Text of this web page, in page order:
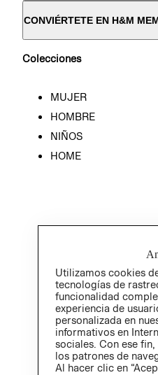
CONVIÉRTETE EN H&M
Colecciones
MUJER
HOMBRE
NIÑOS
HOME
Utilizamos cookies
tecnologías de
funcionalidad
experiencia de
personalizada en
informativos en
sociales. Con ese
los patrones de
Al hacer clic en